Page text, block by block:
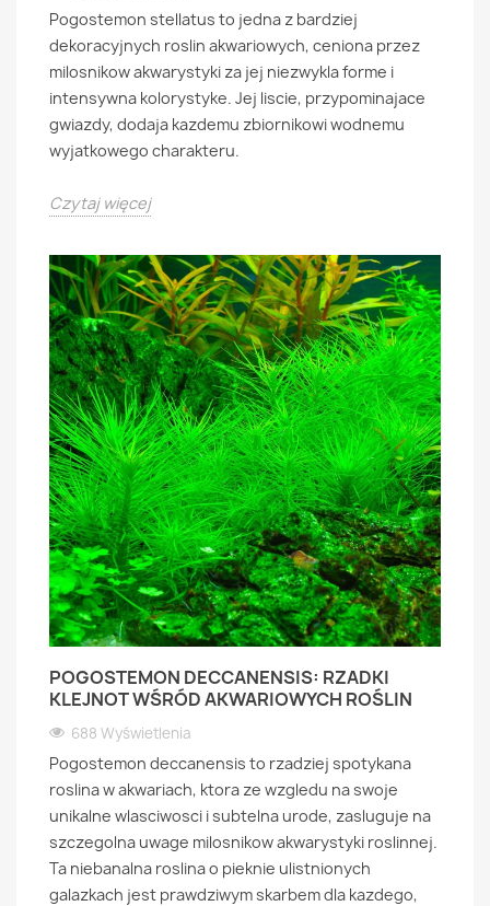
Pogostemon stellatus to jedna z bardziej
dekoracyjnych roslin akwariowych, ceniona przez
milosnikow akwarystyki za jej niezwykla forme i
intensywna kolorystyke. Jej liscie, przypominajace
gwiazdy, dodaja kazdemu zbiornikowi wodnemu
wyjatkowego charakteru.
Czytaj więcej
POGOSTEMON DECCANENSIS: RZADKI
KLEJNOT WŚRÓD AKWARIOWYCH ROŚLIN
688 Wyświetlenia
Pogostemon deccanensis to rzadziej spotykana
roslina w akwariach, ktora ze wzgledu na swoje
unikalne wlasciwosci i subtelna urode, zasluguje na
szczegolna uwage milosnikow akwarystyki roslinnej.
Ta niebanalna roslina o pieknie ulistnionych
galazkach jest prawdziwym skarbem dla kazdego,